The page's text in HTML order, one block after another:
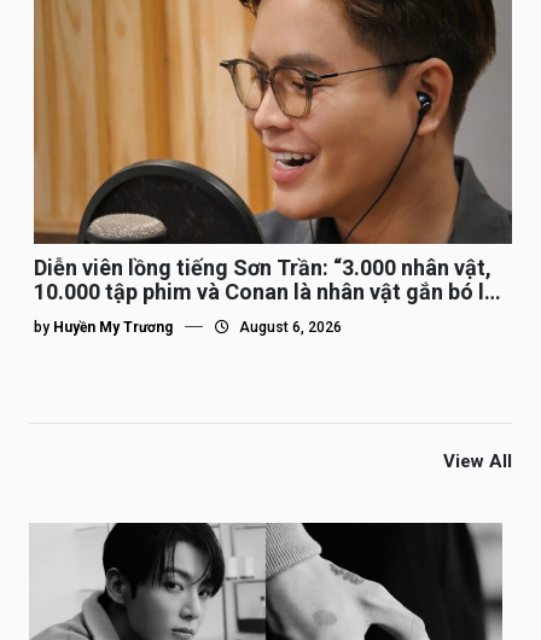
Diễn viên lồng tiếng Sơn Trần: “3.000 nhân vật,
10.000 tập phim và Conan là nhân vật gắn bó lâu
nhất”
by Huyền My Trương August 6, 2026
View All